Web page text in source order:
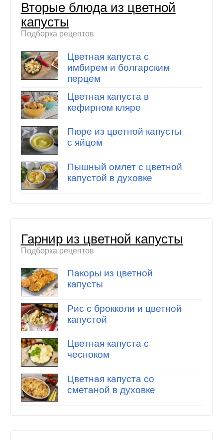
Вторые блюда из цветной
капусты
Подборка рецептов
Цветная капуста с
имбирем и болгарским
перцем
Цветная капуста в
кефирном кляре
Пюре из цветной капусты
с яйцом
Пышный омлет с цветной
капустой в духовке
Гарнир из цветной капусты
Подборка рецептов
Пакоры из цветной
капусты
Рис с брокколи и цветной
капустой
Цветная капуста с
чесноком
Цветная капуста со
сметаной в духовке